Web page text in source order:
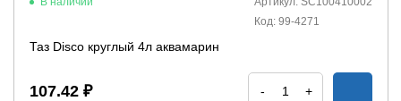
Код: 99-4271
Таз Disco круглый 4л аквамарин
107.42 ₽ - +